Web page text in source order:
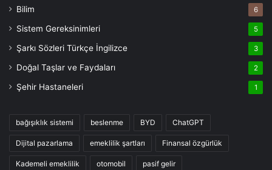
Bilim 6
Sistem Gereksinimleri 5
Şarkı Sözleri Türkçe İngilizce 3
Doğal Taşlar ve Faydaları 2
Şehir Hastaneleri 1
bağışıklık sistemi beslenme BYD ChatGPT
Dijital pazarlama emeklilik şartları Finansal özgürlük
Kademeli emeklilik otomobil pasif gelir